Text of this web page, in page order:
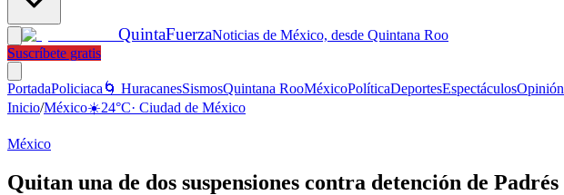
QuintaFuerzaNoticias de México, desde Quintana Roo
Suscríbete gratis
PortadaPoliciaca 🌀 HuracanesSismosQuintana RooMéxicoPolíticaDeportesEspectáculosOpinión
Inicio/México☀️24°C· Ciudad de México
México
Quitan una de dos suspensiones contra detención de Padrés